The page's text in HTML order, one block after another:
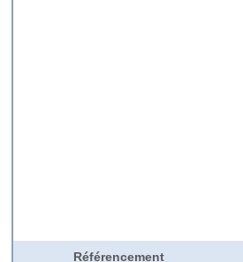
Référencement